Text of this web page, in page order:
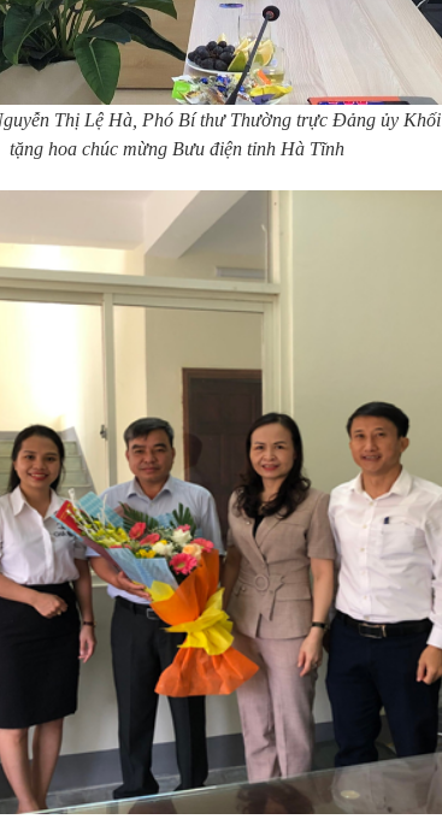
Thị Lệ Hà, Phó Bí thư Thường trực Đảng ủy Khối
tặng hoa chúc mừng Bưu điện tỉnh Hà Tĩnh